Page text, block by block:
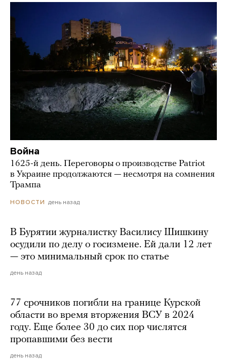
Война
1625-й день. Переговоры о производстве Patriot
в Украине продолжаются — несмотря на сомнения
Трампа
НОВОСТИ день назад
В Бурятии журналистку Василису Шишкину
осудили по делу о госизмене. Ей дали 12 лет
— это минимальный срок по статье
день назад
77 срочников погибли на границе Курской
области во время вторжения ВСУ в 2024
году. Еще более 30 до сих пор числятся
пропавшими без вести
день назад